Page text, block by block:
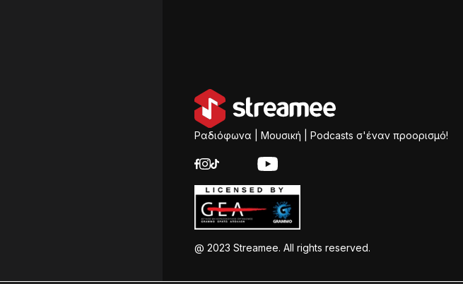
Ραδιόφωνα | Μουσική | Podcasts σ'έναν προορισμό!
@ 2023 Streamee. All rights reserved.